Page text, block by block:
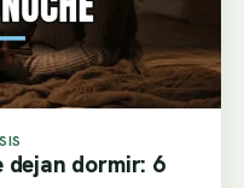
dejan dormir: 6